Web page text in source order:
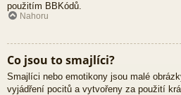
použitím BBKódů.
Nahoru
Co jsou to smajlíci?
Smajlíci nebo emotikony jsou malé
vyjádření pocitů a vytvořeny za použití